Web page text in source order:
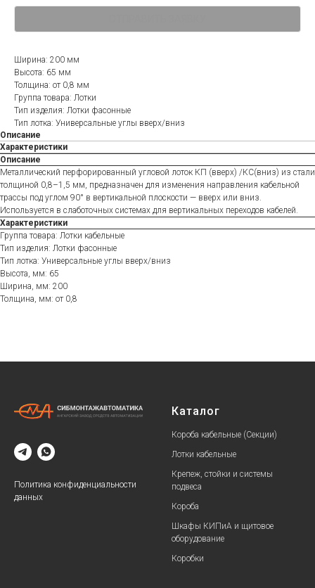
Ширина: 200 мм
Высота: 65 мм
Толщина: от 0,8 мм
Группа товара: Лотки
Тип изделия: Лотки фасонные
Тип лотка: Универсальные углы вверх/вниз
Описание
Характеристики
Описание
Металлический перфорированный угловой лоток КП (вверх) /КС(вниз) из стали
толщиной 0,8–1,5 мм, предназначен для изменения направления кабельной
трассы под углом 90° в вертикальной плоскости — вверх или вниз.
Используется в слаботочных системах для вертикальных переходов кабелей.
Характеристики
Группа товара: Лотки кабельные
Тип изделия: Лотки фасонные
Тип лотка: Универсальные углы вверх/вниз
Высота, мм: 65
Ширина, мм: 200
Толщина, мм: от 0,8
Политика конфиденциальности
данных
Каталог
Короба кабельные (Секции)
Лотки кабельные
Крепеж, стойки и системы
подвеса
Короба
Шкафы КИПиА и щитовое
оборудование
Коробки